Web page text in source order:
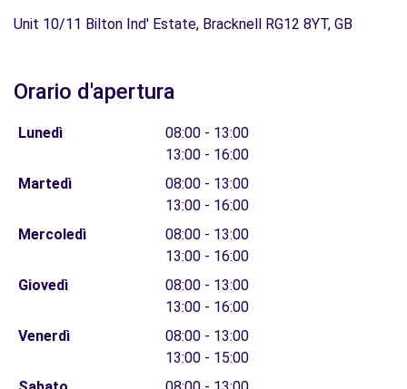
Unit 10/11 Bilton Ind' Estate, Bracknell RG12 8YT, GB
Orario d'apertura
Lunedì
08:00 - 13:00
13:00 - 16:00
Martedì
08:00 - 13:00
13:00 - 16:00
Mercoledì
08:00 - 13:00
13:00 - 16:00
Giovedì
08:00 - 13:00
13:00 - 16:00
Venerdì
08:00 - 13:00
13:00 - 15:00